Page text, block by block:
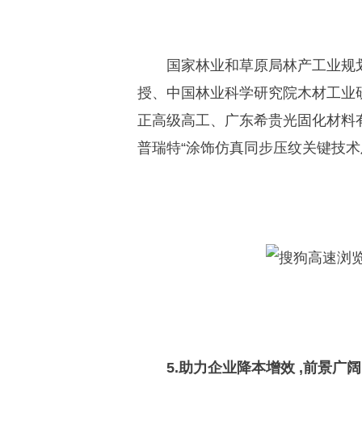
国家林业和草原局林产工业
授、中国林业科学研究院木材工
正高级高工、广东希贵光固化材
普瑞特“涂饰仿真同步压纹关键技
5.助力企业降本增效 ,前景广阔